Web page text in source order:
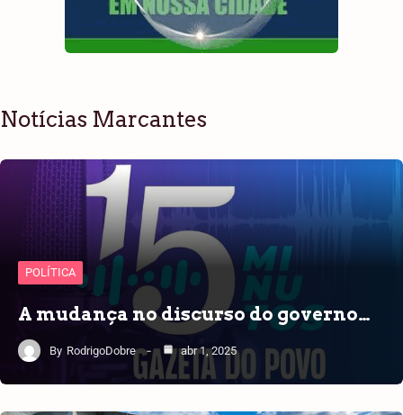
Notícias Marcantes
POLÍTICA
A mudança no discurso do governo…
By RodrigoDobre abr 1, 2025